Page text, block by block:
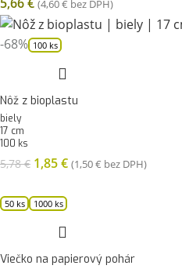
(4,60€ bez DPH)
-68% 100 ks
Nôž z bioplastu
biely
17 cm
100 ks
5,78€ 1,85€ (1,50€ bez DPH)
50 ks 1000 ks
Viečko na papierový pohár